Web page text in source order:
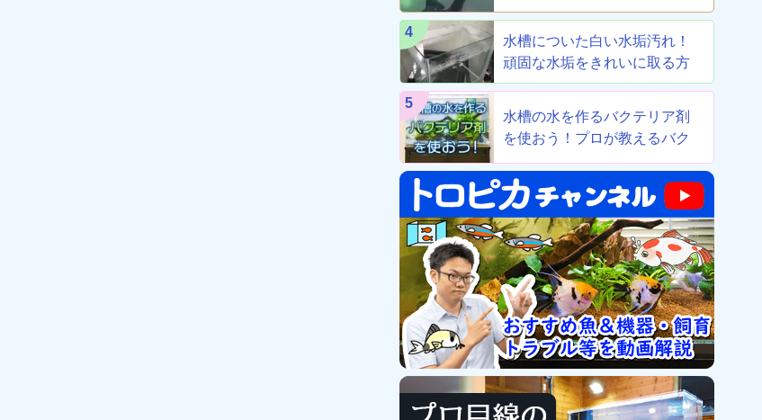
から養生まで！
4
水槽についた白い水垢汚れ！
頑固な水垢をきれいに取る方
法！
5
水槽の水を作るバクテリア剤
を使おう！プロが教えるバク
テリア剤8選